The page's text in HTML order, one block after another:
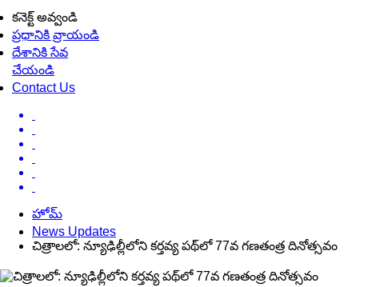
కనెక్ట్ అవ్వండి
ప్రధానికి వ్రాయండి
దేశానికి సేవ
చేయండి
Contact Us
హోమ్
News Updates
చిత్రాలలో: న్యూఢిల్లీలోని కర్తవ్య పథ్‌లో 77వ గణతంత్ర దినోత్సవం